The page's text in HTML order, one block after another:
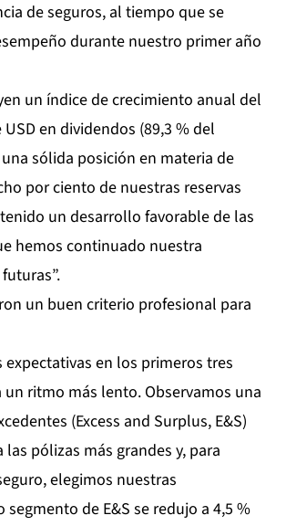
de seguros, al tiempo que se
durante nuestro primer año
un índice de crecimiento anual del
en dividendos (89,3 % del
sólida posición en materia de
por ciento de nuestras reservas
un desarrollo favorable de las
hemos continuado nuestra
un buen criterio profesional para
en los primeros tres
ritmo más lento. Observamos una
(Excess and Surplus, E&S)
pólizas más grandes y, para
elegimos nuestras
de E&S se redujo a 4,5 %